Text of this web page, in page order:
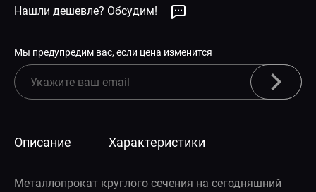
Нашли дешевле? Обсудим!
Мы предупредим вас, если цена изменится
Описание Характеристики
Металлопрокат круглого сечения на сегодняшний